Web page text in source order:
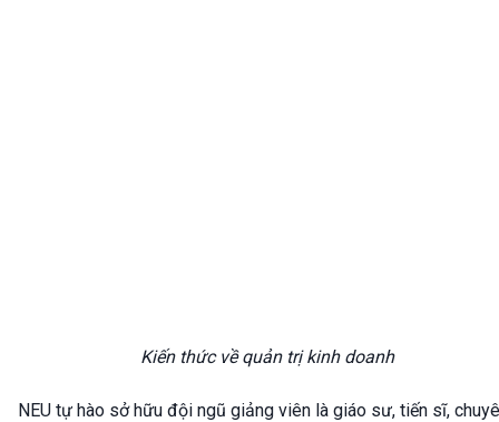
Kiến thức về quản trị kinh doanh
NEU tự hào sở hữu đội ngũ giảng viên là giáo sư, tiến sĩ,